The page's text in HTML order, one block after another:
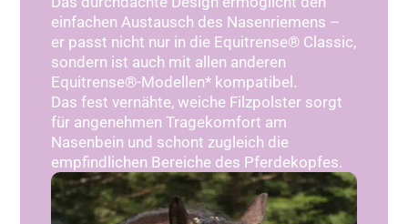
einfachen Austausch des Nasenriemens –
er passt nicht nur in die Equitrense® Classic,
sondern ist auch mit allen anderen
Equitrense®-Modellen* kompatibel.
Das fest vernähte, weiche Filzpolster sorgt
für angenehmen Tragekomfort am
Nasenbein und schont zugleich die
empfindlichen Bereiche des Pferdekopfes.